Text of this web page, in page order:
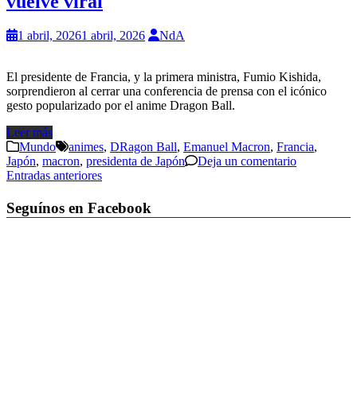
1 abril, 20261 abril, 2026 NdA
El presidente de Francia, y la primera ministra, Fumio Kishida,
sorprendieron al cerrar una conferencia de prensa con el icónico
gesto popularizado por el anime Dragon Ball.
Leer más
Mundo
animes, DRagon Ball, Emanuel Macron, Francia,
Japón, macron, presidenta de Japón Deja un comentario
Navegación
de
entradas
Entradas anteriores
Seguínos en Facebook